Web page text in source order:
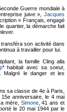
Guerre mondiale à
juive », Jacques
« Français, engagé
quartier, la démarche fait
son activité dans
à travailler pour lui.
la famille Cling alla
* habitait avec sa soeur,
Malgré le danger et les
sa classe de 4e à Paris,
anniversaire, le 4 mai
mère, Simone, 41 ans et
le 20 mai 1944 par le